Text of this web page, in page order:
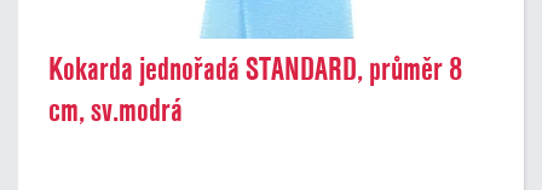
Kokarda jednořadá STANDARD, průměr 8
cm, sv.modrá